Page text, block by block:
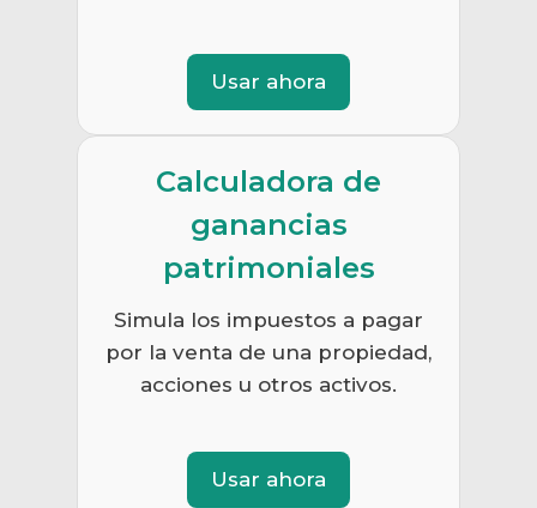
Usar ahora
Calculadora de
ganancias
patrimoniales
Simula los impuestos a pagar
por la venta de una propiedad,
acciones u otros activos.
Usar ahora